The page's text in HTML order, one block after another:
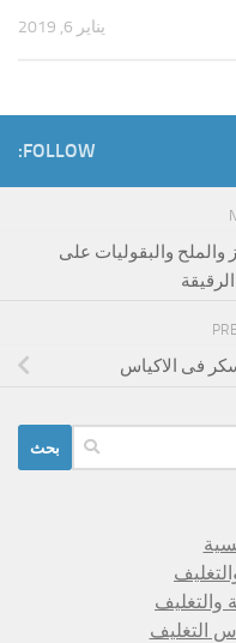
يناير 6, 2019
FOLLOW:
والملح والبقوليات على
فى الاكياس
والتغليف
التغليف